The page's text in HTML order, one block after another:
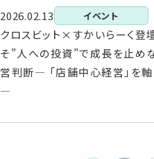
2026.02.13 イベント
クロスビット×すかいらーく登
そ”人への投資”で成長を止
営判断― 「店舗中心経営」を
―